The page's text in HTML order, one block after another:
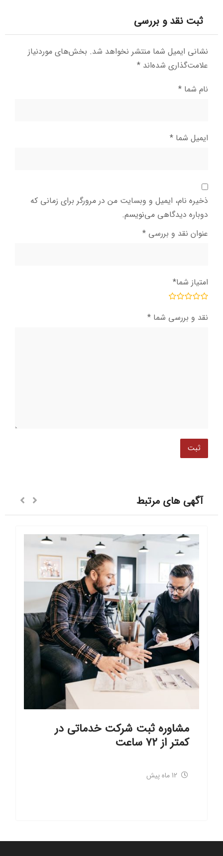
ثبت نقد و بررسی
نشانی ایمیل شما منتشر نخواهد شد. بخش‌های موردنیاز
علامت‌گذاری شده‌اند *
نام شما *
ایمیل شما *
ذخیره نام، ایمیل و وبسایت من در مرورگر برای زمانی که
دوباره دیدگاهی می‌نویسم.
عنوان نقد و بررسی *
امتیاز شما*
نقد و بررسی شما *
آگهی های مرتبط
مشاوره ثبت شرکت خدماتی در
کمتر از ۷۲ ساعت
12 ماه پیش